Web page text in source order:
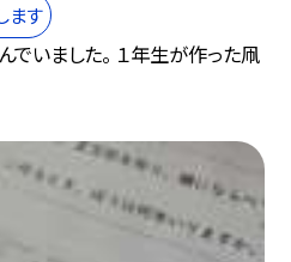
ます
でいました。 １年生が作った凧